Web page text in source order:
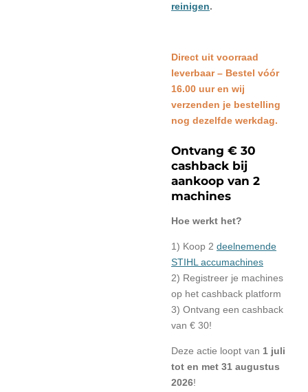
reinigen.
Direct uit voorraad
leverbaar – Bestel vóór
16.00 uur en wij
verzenden je bestelling
nog dezelfde werkdag.
Ontvang € 30
cashback bij
aankoop van 2
machines
Hoe werkt het?
1) Koop 2 deelnemende
STIHL accumachines
2) Registreer je machines
op het cashback platform
3) Ontvang een cashback
van € 30!
Deze actie loopt van 1 juli
tot en met 31 augustus
2026!